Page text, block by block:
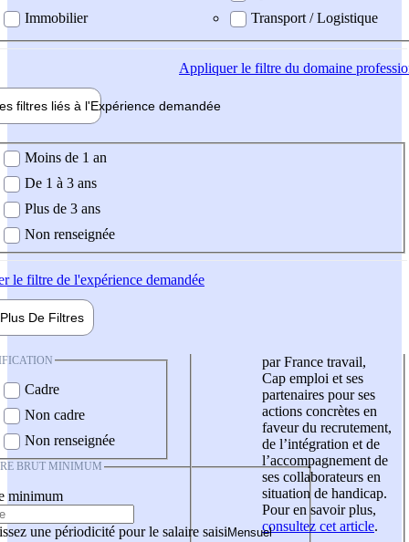
Immobilier
Transport / Logistique
Appliquerle filtre du domaine
filtres liés à l'Expérience demandée
demandée
Moins de 1 an
De 1 à 3 ans
Plus de 3 ans
Non renseignée
le filtre de l'expérience demandée
Plus De Filtres
Cadre
Non cadre
Non renseignée
BRUT MINIMUM
minimum
une périodicité pour le salaire saisi
par France travail,
Cap emploi et ses
partenaires pour ses
actions concrètes en
faveur du recrutement,
de l’intégration et de
l’accompagnement de
ses collaborateurs en
situation de handicap.
Pour en savoir plus,
consultez cet article.